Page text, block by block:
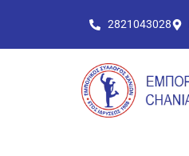
2821043028